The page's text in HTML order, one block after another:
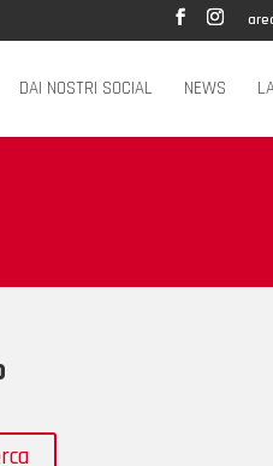
DAI NOSTRI SOCIAL NEWS